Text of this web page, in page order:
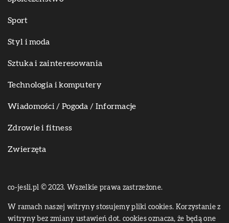
Sport
Styl i moda
Sztuka i zainteresowania
Technologia i komputery
Wiadomości / Pogoda / Informacje
Zdrowie i fitness
Zwierzęta
co-jesli.pl © 2023. Wszelkie prawa zastrzeżone.
W ramach naszej witryny stosujemy pliki cookies. Korzystanie z
witryny bez zmiany ustawień dot. cookies oznacza, że będą one